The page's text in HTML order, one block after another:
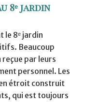
8ᵉ jardin
le 8ᵉ jardin
Beaucoup
par leurs
personnel. Les
étroit construit
qui est toujours